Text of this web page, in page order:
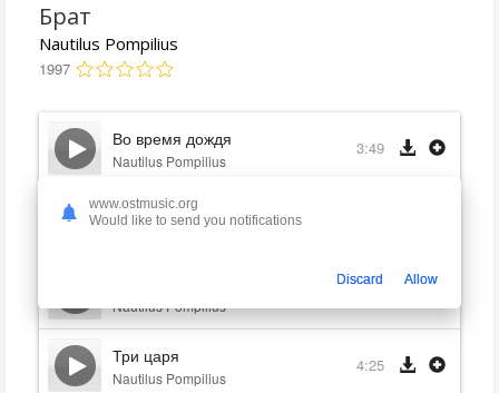
Брат
Nautilus Pompilius
1997
Во время дождя
Nautilus Pompilius
3:49
Крылья
Nautilus Pompilius
Nautilus Pompilius
Три царя
Nautilus Pompilius
4:25
www.ostmusic.org
Would like to send you notifications
Discard Allow